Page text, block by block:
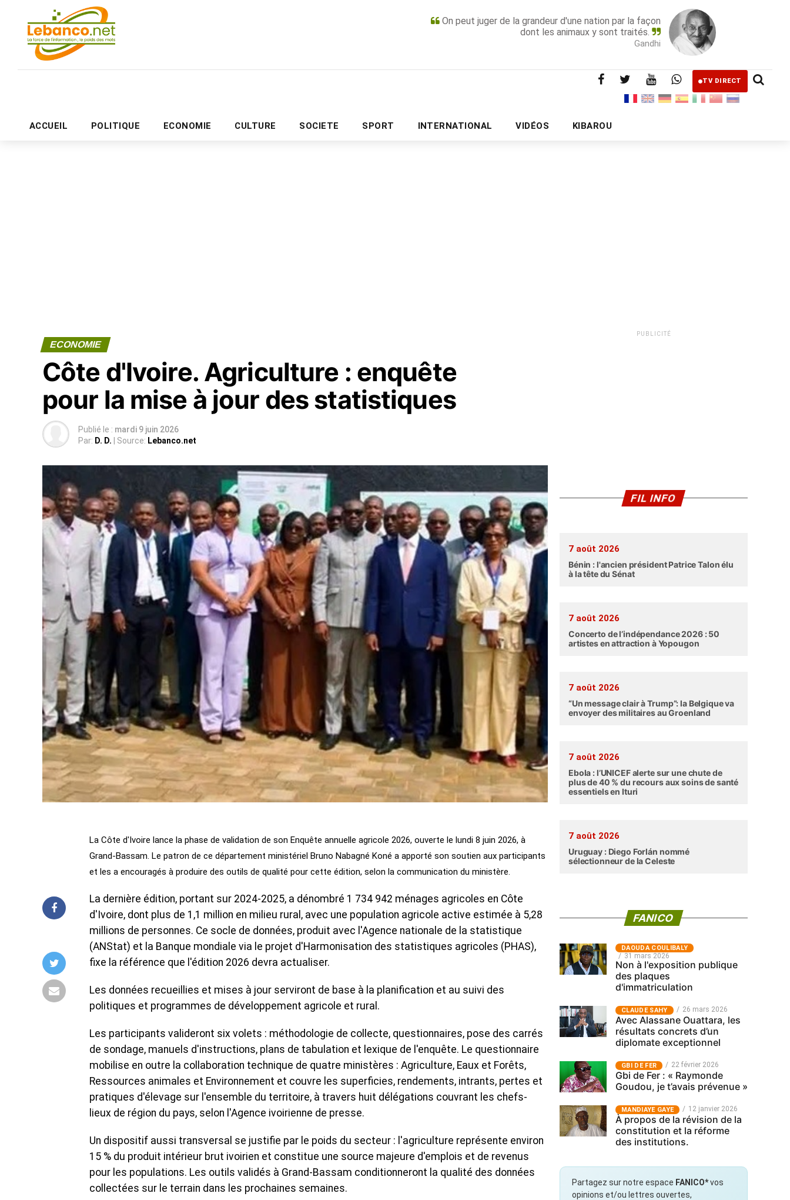
On peut juger de la grandeur d'une nation par la façon
dont les animaux y sont traités.
Gandhi
TV DIRECT
ACCUEIL POLITIQUE ECONOMIE CULTURE SOCIETE SPORT INTERNATIONAL VIDÉOS KIBAROU
PUBLICITÉ
ECONOMIE
Côte d'Ivoire. Agriculture : enquête
pour la mise à jour des statistiques
Publié le : mardi 9 juin 2026
Par: D. D. | Source: Lebanco.net
La Côte d'Ivoire lance la phase de validation de son Enquête annuelle agricole 2026, ouverte le lundi 8 juin 2026, à
Grand-Bassam. Le patron de ce département ministériel Bruno Nabagné Koné a apporté son soutien aux participants
et les a encouragés à produire des outils de qualité pour cette édition, selon la communication du ministère.
La dernière édition, portant sur 2024-2025, a dénombré 1 734 942 ménages agricoles en Côte
d'Ivoire, dont plus de 1,1 million en milieu rural, avec une population agricole active estimée à 5,28
millions de personnes. Ce socle de données, produit avec l'Agence nationale de la statistique
(ANStat) et la Banque mondiale via le projet d'Harmonisation des statistiques agricoles (PHAS),
fixe la référence que l'édition 2026 devra actualiser.
Les données recueillies et mises à jour serviront de base à la planification et au suivi des
politiques et programmes de développement agricole et rural.
Les participants valideront six volets : méthodologie de collecte, questionnaires, pose des carrés
de sondage, manuels d'instructions, plans de tabulation et lexique de l'enquête. Le questionnaire
mobilise en outre la collaboration technique de quatre ministères : Agriculture, Eaux et Forêts,
Ressources animales et Environnement et couvre les superficies, rendements, intrants, pertes et
pratiques d'élevage sur l'ensemble du territoire, à travers huit délégations couvrant les chefs-
lieux de région du pays, selon l'Agence ivoirienne de presse.
Un dispositif aussi transversal se justifie par le poids du secteur : l'agriculture représente environ
15 % du produit intérieur brut ivoirien et constitue une source majeure d'emplois et de revenus
pour les populations. Les outils validés à Grand-Bassam conditionneront la qualité des données
collectées sur le terrain dans les prochaines semaines.
PUBLICITÉ
FIL INFO
7 août 2026
Bénin : l'ancien président Patrice Talon élu
à la tête du Sénat
7 août 2026
Concerto de l’indépendance 2026 : 50
artistes en attraction à Yopougon
7 août 2026
“Un message clair à Trump”: la Belgique va
envoyer des militaires au Groenland
7 août 2026
Ebola : l’UNICEF alerte sur une chute de
plus de 40 % du recours aux soins de santé
essentiels en Ituri
7 août 2026
Uruguay : Diego Forlán nommé
sélectionneur de la Celeste
FANICO
‎DAOUDA COULIBALY
31 mars 2026
Non à l'exposition publique
des plaques
d'immatriculation
CLAUDE SAHY 26 mars 2026
Avec Alassane Ouattara, les
résultats concrets d’un
diplomate exceptionnel
GBI DE FER 22 février 2026
Gbi de Fer : « Raymonde
Goudou, je t’avais prévenue »
MANDIAYE GAYE 12 janvier 2026
À propos de la révision de la
constitution et la réforme
des institutions.
Partagez sur notre espace FANICO*vos
opinions et/ou lettres ouvertes,